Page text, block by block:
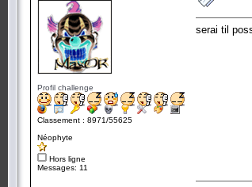
Profil challenge
Classement : 8971/55625
Néophyte
Hors ligne
Messages: 11
serai til